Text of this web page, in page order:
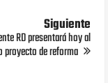
Siguiente
RD presentará hoy al
proyecto de reforma